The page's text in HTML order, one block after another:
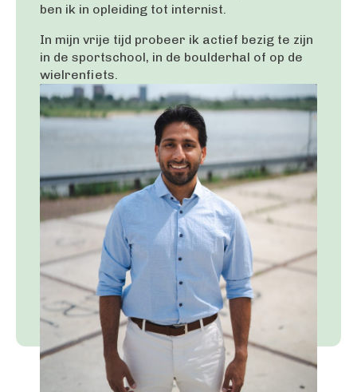
ben ik in opleiding tot internist.
In mijn vrije tijd probeer ik actief bezig te zijn
in de sportschool, in de boulderhal of op de
wielrenfiets.